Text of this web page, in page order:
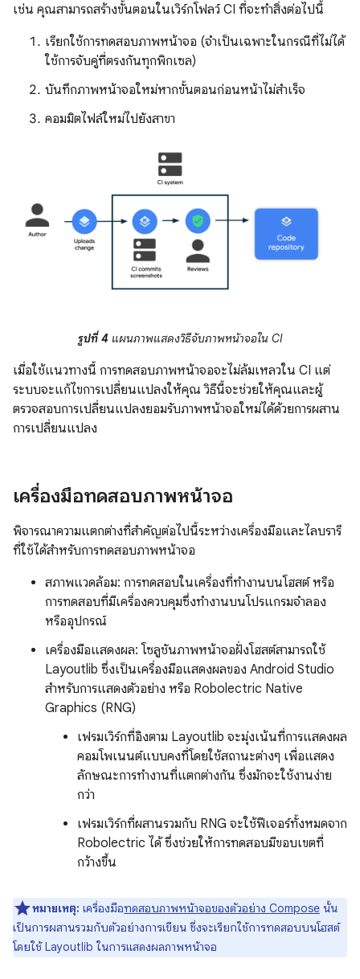
เช่น คุณสามารถสร้างขั้นตอนในเวิร์กโฟลว์ CI ที่จะทําสิ่งต่อไปนี้
เรียกใช้การทดสอบภาพหน้าจอ (จำเป็นเฉพาะในกรณีที่ไม่ได้
ใช้การจับคู่ที่ตรงกันทุกพิกเซล)
บันทึกภาพหน้าจอใหม่หากขั้นตอนก่อนหน้าไม่สำเร็จ
คอมมิตไฟล์ใหม่ไปยังสาขา
รูปที่ 4 แผนภาพแสดงวิธีจับภาพหน้าจอใน CI
เมื่อใช้แนวทางนี้ การทดสอบภาพหน้าจอจะไม่ล้มเหลวใน CI แต่
ระบบจะแก้ไขการเปลี่ยนแปลงให้คุณ วิธีนี้จะช่วยให้คุณและผู้
ตรวจสอบการเปลี่ยนแปลงยอมรับภาพหน้าจอใหม่ได้ด้วยการผสาน
การเปลี่ยนแปลง
เครื่องมือทดสอบภาพหน้าจอ
พิจารณาความแตกต่างที่สำคัญต่อไปนี้ระหว่างเครื่องมือและไลบรารี
ที่ใช้ได้สำหรับการทดสอบภาพหน้าจอ
สภาพแวดล้อม: การทดสอบในเครื่องที่ทำงานบนโฮสต์ หรือ
การทดสอบที่มีเครื่องควบคุมซึ่งทำงานบนโปรแกรมจำลอง
หรืออุปกรณ์
เครื่องมือแสดงผล: โซลูชันภาพหน้าจอฝั่งโฮสต์สามารถใช้
Layoutlib ซึ่งเป็นเครื่องมือแสดงผลของ Android Studio
สำหรับการแสดงตัวอย่าง หรือ Robolectric Native
Graphics (RNG)
เฟรมเวิร์กที่อิงตาม Layoutlib จะมุ่งเน้นที่การแสดงผล
คอมโพเนนต์แบบคงที่โดยใช้สถานะต่างๆ เพื่อแสดง
ลักษณะการทำงานที่แตกต่างกัน ซึ่งมักจะใช้งานง่าย
กว่า
เฟรมเวิร์กที่ผสานรวมกับ RNG จะใช้ฟีเจอร์ทั้งหมดจาก
Robolectric ได้ ซึ่งช่วยให้การทดสอบมีขอบเขตที่
กว้างขึ้น
หมายเหตุ: เครื่องมือทดสอบภาพหน้าจอของตัวอย่าง Compose นั้น
เป็นการผสานรวมกับตัวอย่างการเขียน ซึ่งจะเรียกใช้การทดสอบบนโฮสต์
โดยใช้ Layoutlib ในการแสดงผลภาพหน้าจอ